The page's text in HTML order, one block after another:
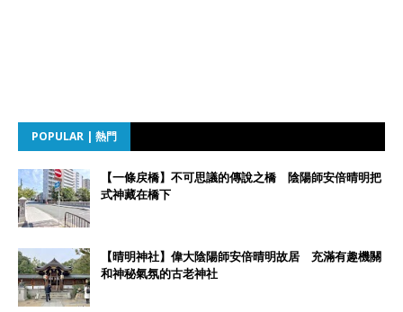
POPULAR | 熱門
【一條戻橋】不可思議的傳說之橋 陰陽師安倍晴明把
式神藏在橋下
【晴明神社】偉大陰陽師安倍晴明故居 充滿有趣機關
和神秘氣氛的古老神社